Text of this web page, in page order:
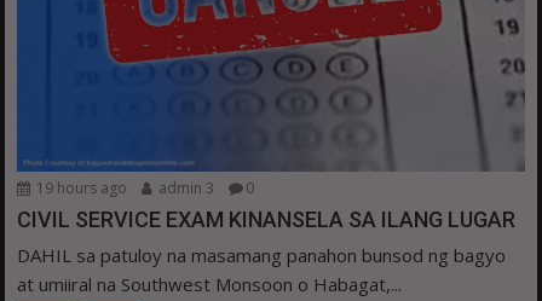
19 hours ago admin 3 0
CIVIL SERVICE EXAM KINANSELA SA ILANG LUGAR
DAHIL sa patuloy na masamang panahon bunsod ng bagyo
at umiiral na Southwest Monsoon o Habagat,...